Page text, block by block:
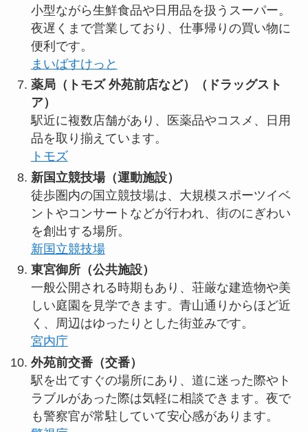
小型ながら生鮮食品や日用品を扱うスーパー。
夜遅くまで営業しており、仕事帰りの買い物に
便利です。
まいばすけっと
薬局（トモズ 外苑前店など）（ドラッグスト
ア）
駅近に複数店舗があり、医薬品やコスメ、日用
品を取り揃えています。
トモズ
新国立競技場（運動施設）
徒歩圏内の国立競技場は、大規模スポーツイベ
ントやコンサートなどが行われ、街のにぎわい
を創出する場所。
新国立競技場
東宮御所（公共施設）
一般公開される時期もあり、荘厳な建造物や美
しい庭園を見学できます。青山通りからほど近
く、周辺はゆったりとした街並みです。
宮内庁
外苑前交番（交番）
駅を出てすぐの場所にあり、道に迷った際やト
ラブルがあった際は気軽に相談できます。夜で
も警察官が常駐していて安心感があります。